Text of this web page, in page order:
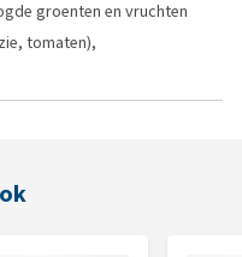
groenten en vruchten
tomaten),